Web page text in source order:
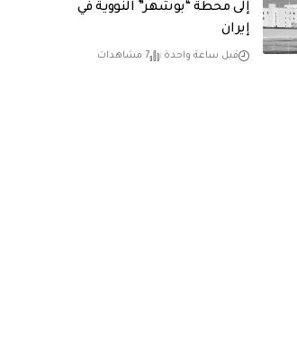
إلى محطة “بوشهر” النووية في
إيران
قبل ساعة واحدة 7 مشاهدات